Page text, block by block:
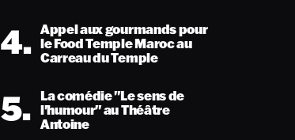
4. Appel aux gourmands pour
le Food Temple Maroc au
Carreau du Temple
5. La comédie "Le sens de
l'humour" au Théâtre
Antoine